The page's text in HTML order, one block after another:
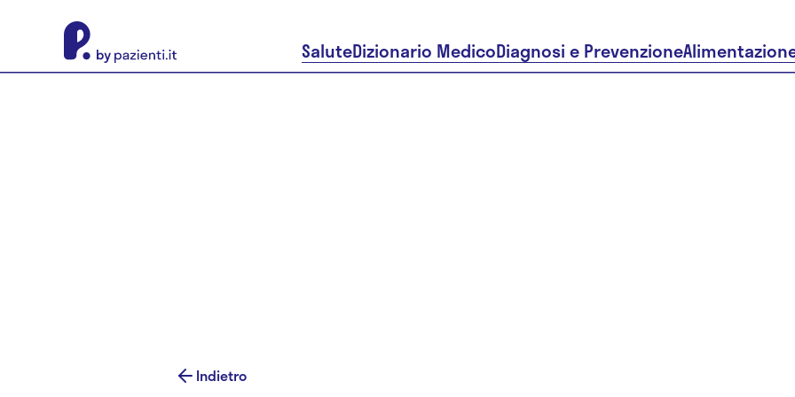
SaluteDizionario MedicoDiagnosi e Prevenzione
Indietro